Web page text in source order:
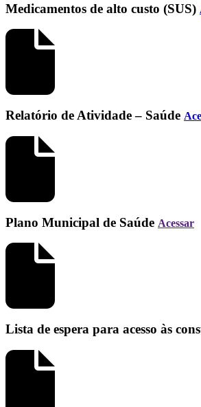
Medicamentos de alto custo (SUS)
Relatório de Atividade – Saúde
Plano Municipal de Saúde Acessar
Lista de espera para acesso às